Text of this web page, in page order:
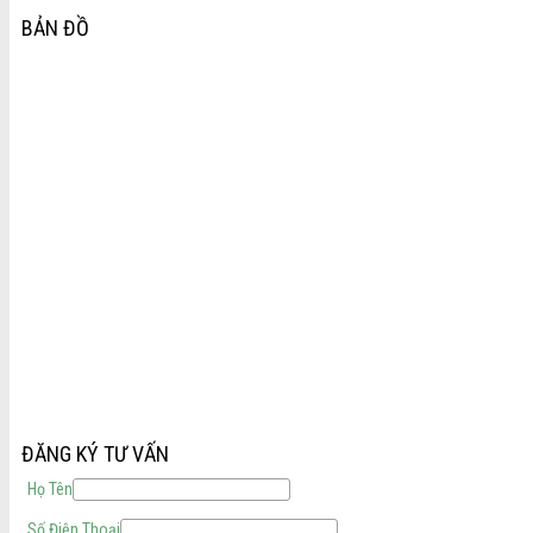
BẢN ĐỒ
ĐĂNG KÝ TƯ VẤN
Họ Tên